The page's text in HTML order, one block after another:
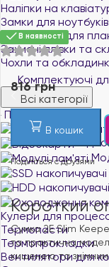
Наліпки на
Замки для ноутбуків
Аксесуари для
Захисні плівки та
Чохли та
Комплектуючі
Всі категорії
Процесори
Кулери для
Термопасти
Термопрокладки
Вентилятори для
В наявності
816 грн
В кошик
Поділіться с друзями
Короткий
Сумка 2E Slim
та практична
кишенею та